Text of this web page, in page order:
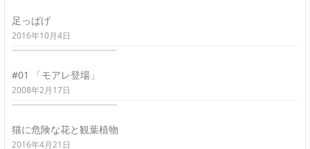
足っぱげ
2016年10月4日
#01 「モアレ登場」
2008年2月17日
猫に危険な花と観葉植物
2016年4月21日